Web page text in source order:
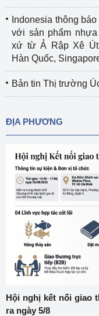
Indonesia thông
với sản phẩm nhựa
xứ từ Ả Rập Xê Út,
Hàn Quốc,
Bản tin Thị trường
ĐỊA PHƯƠNG
Hội nghị kết nối giao
ra ngày 5/8